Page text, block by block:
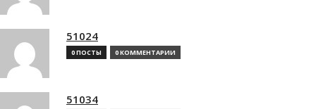
51024
0 ПОСТЫ 0 КОММЕНТАРИИ
51034